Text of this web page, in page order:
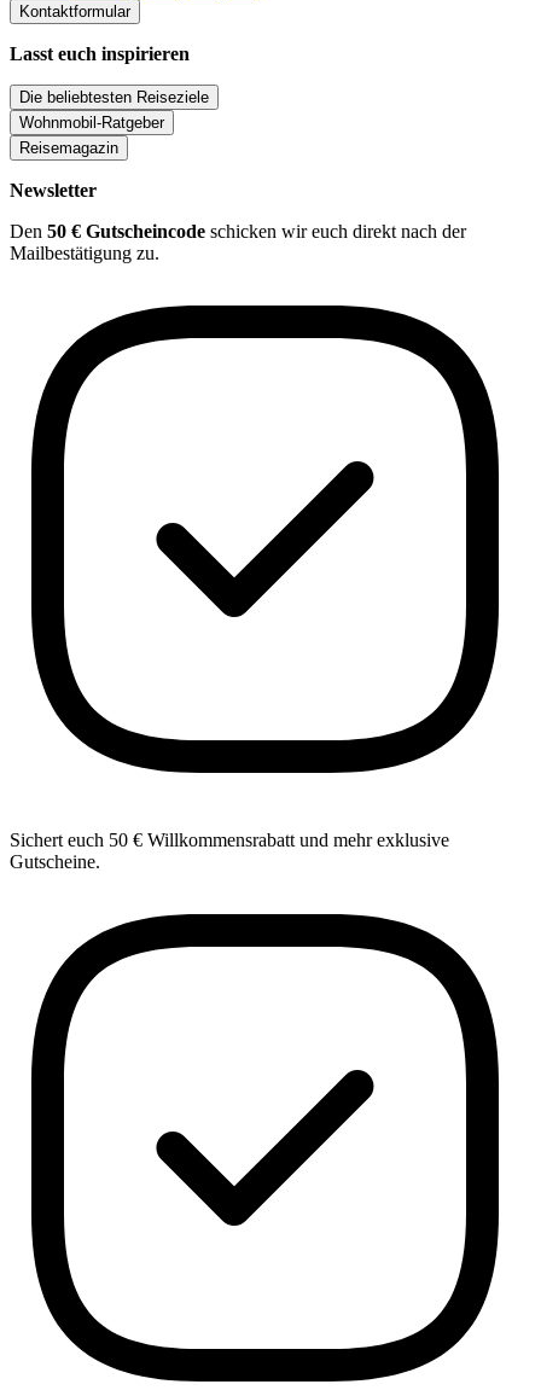
Kontaktformular
Lasst euch inspirieren
Die beliebtesten Reiseziele
Wohnmobil-Ratgeber
Reisemagazin
Newsletter
Den 50 € Gutscheincode schicken wir euch direkt nach der
Mailbestätigung zu.
Sichert euch 50 € Willkommensrabatt und mehr exklusive
Gutscheine.